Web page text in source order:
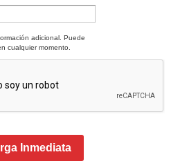
adicional. Puede
cualquier momento.
Inmediata